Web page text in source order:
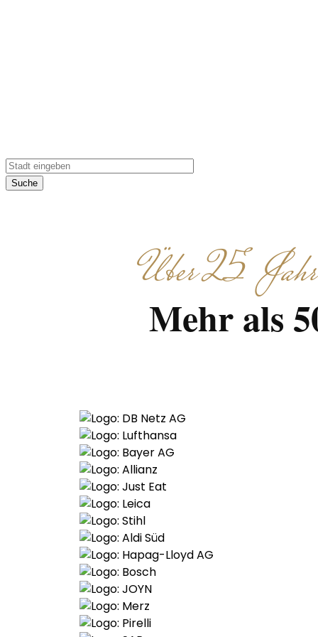
Suche
Über 25
Mehr als